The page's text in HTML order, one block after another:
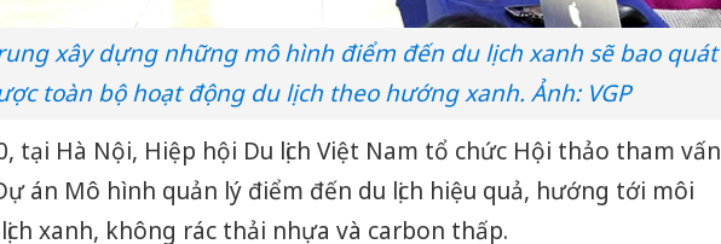
xây dựng những mô hình điểm đến du lịch xanh sẽ bao quát
toàn bộ hoạt động du lịch theo hướng xanh. Ảnh: VGP
tại Hà Nội, Hiệp hội Du lịch Việt Nam tổ chức Hội thảo tham vấn
án Mô hình quản lý điểm đến du lịch hiệu quả, hướng tới môi
xanh, không rác thải nhựa và carbon thấp.